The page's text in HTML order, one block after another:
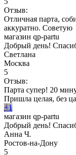
Отзыв:
Отличная парта,
аккуратно. Советую
магазин qp-partu
Добрый день!
Светлана
Москва
5
Отзыв:
Парта супер! 20
Пришла целая, без
+1
магазин qp-partu
Добрый день!
Анна Ч.
Ростов-на-Дону
5